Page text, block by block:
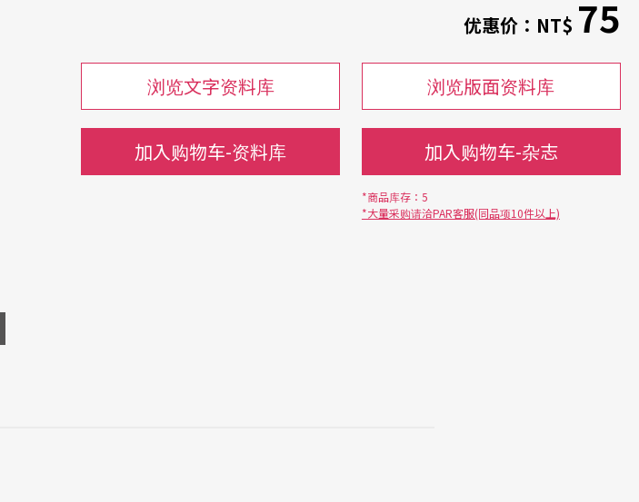
优惠价： NT$ 75
浏览文字资料库 浏览版面资料库
加入购物车-资料库 加入购物车-杂志
*商品库存：5
*大量采购请洽PAR客服(同品项10件以上)